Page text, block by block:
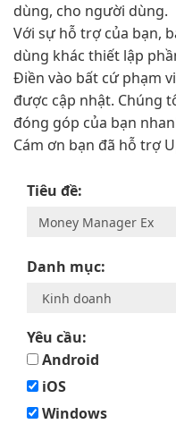
dùng, cho người dùng.
Với sự hỗ trợ của bạn,
dùng khác thiết lập
Điền vào bất cứ phạm
được cập nhật. Chúng
đóng góp của bạn
Cám ơn bạn đã hỗ trợ
Tiêu đề:
Danh mục:
Yêu cầu:
Android
iOS
Windows